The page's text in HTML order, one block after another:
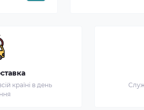
країні в день